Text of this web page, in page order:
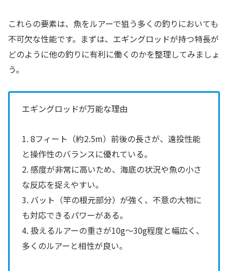
これらの要素は、魚をルアーで狙う多くの釣りにおいても
不可欠な性能です。まずは、エギングロッドが持つ特長が
どのように他の釣りに有利に働くのかを整理してみましょ
う。
エギングロッドが万能な理由
1. 8フィート（約2.5m）前後の長さが、遠投性能
と操作性のバランスに優れている。
2. 感度が非常に高いため、海底の状況や魚の小さ
な反応を捉えやすい。
3. バット（竿の根元部分）が強く、不意の大物に
も対応できるパワーがある。
4. 扱えるルアーの重さが10g〜30g程度と幅広く、
多くのルアーと相性が良い。